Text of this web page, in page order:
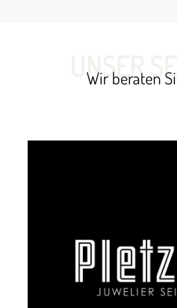
UNSER
Wir beraten